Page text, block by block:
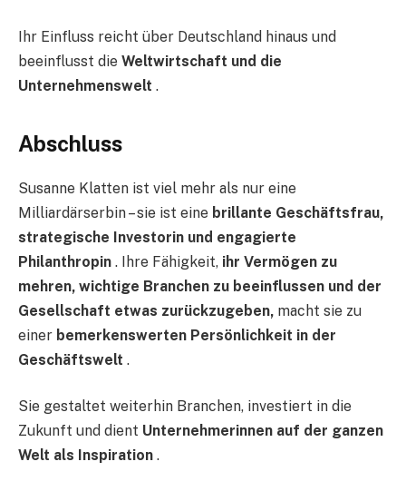
Ihr Einfluss reicht über Deutschland hinaus und
beeinflusst die Weltwirtschaft und die
Unternehmenswelt .
Abschluss
Susanne Klatten ist viel mehr als nur eine
Milliardärserbin – sie ist eine brillante Geschäftsfrau,
strategische Investorin und engagierte
Philanthropin . Ihre Fähigkeit, ihr Vermögen zu
mehren, wichtige Branchen zu beeinflussen und der
Gesellschaft etwas zurückzugeben, macht sie zu
einer bemerkenswerten Persönlichkeit in der
Geschäftswelt .
Sie gestaltet weiterhin Branchen, investiert in die
Zukunft und dient Unternehmerinnen auf der ganzen
Welt als Inspiration .